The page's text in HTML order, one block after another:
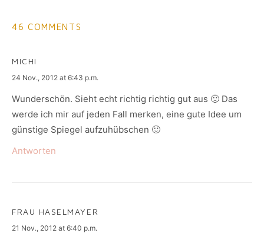
46 COMMENTS
MICHI
says:
24 Nov., 2012 at 6:43 p.m.
Wunderschön. Sieht echt richtig richtig gut aus 🙂 Das
werde ich mir auf jeden Fall merken, eine gute Idee um
günstige Spiegel aufzuhübschen 🙂
Antworten
FRAU HASELMAYER
says:
21 Nov., 2012 at 6:40 p.m.